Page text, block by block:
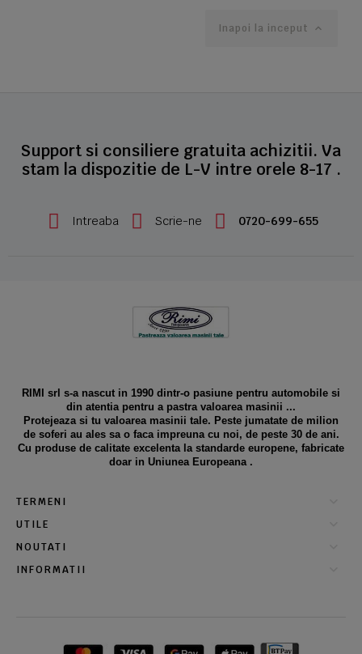
Inapoi la inceput 
Support si consiliere gratuita achizitii. Va
stam la dispozitie de L-V intre orele 8-17 .
Intreaba Scrie-ne 0720-699-655
RIMI srl s-a nascut in 1990 dintr-o pasiune pentru automobile si
din atentia pentru a pastra valoarea masinii ...
Protejeaza si tu valoarea masinii tale. Peste jumatate de milion
de soferi au ales sa o faca impreuna cu noi, de peste 30 de ani.
Cu produse de calitate excelenta la standarde europene, fabricate
doar in Uniunea Europeana .
TERMENI
UTILE
NOUTATI
INFORMATII